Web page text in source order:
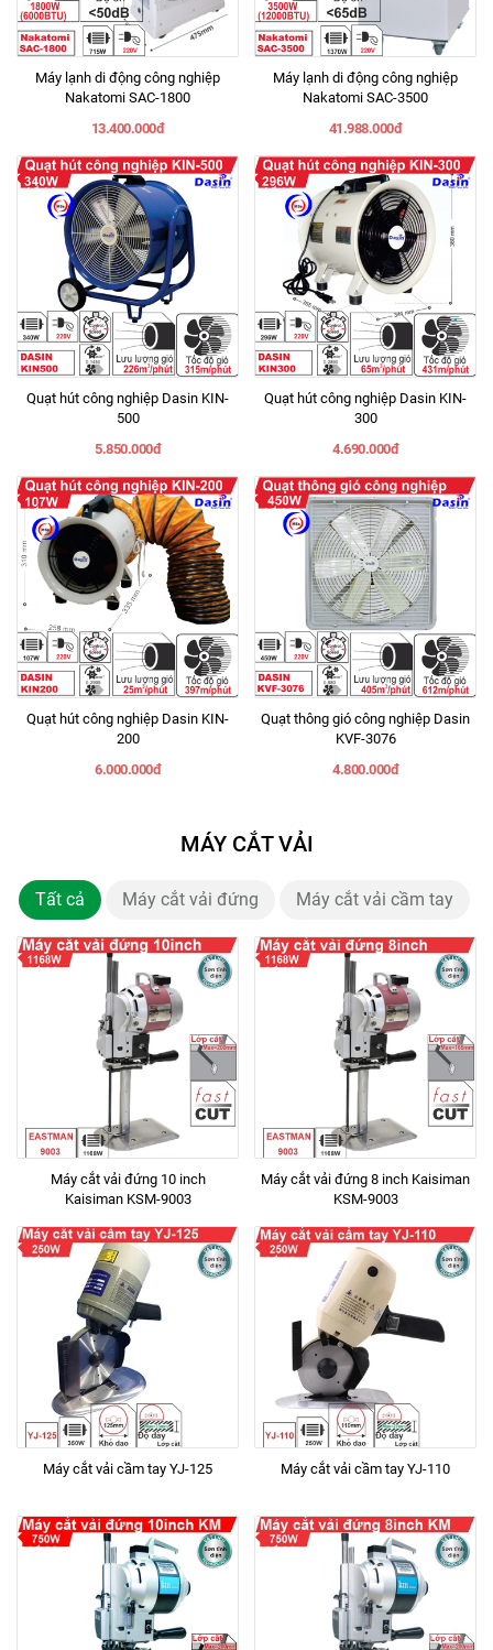
Máy lạnh di động công nghiệp
Nakatomi SAC-1800
13.400.000đ
Máy lạnh di động công nghiệp
Nakatomi SAC-3500
41.988.000đ
Quạt hút công nghiệp Dasin KIN-
500
5.850.000đ
Quạt hút công nghiệp Dasin KIN-
300
4.690.000đ
Quạt hút công nghiệp Dasin KIN-
200
6.000.000đ
Quạt thông gió công nghiệp Dasin
KVF-3076
4.800.000đ
MÁY CẮT VẢI
Tất cả Máy cắt vải đứng Máy cắt vải cầm tay
Máy cắt vải đứng 10 inch
Kaisiman KSM-9003
Máy cắt vải đứng 8 inch Kaisiman
KSM-9003
Máy cắt vải cầm tay YJ-125 Máy cắt vải cầm tay YJ-110